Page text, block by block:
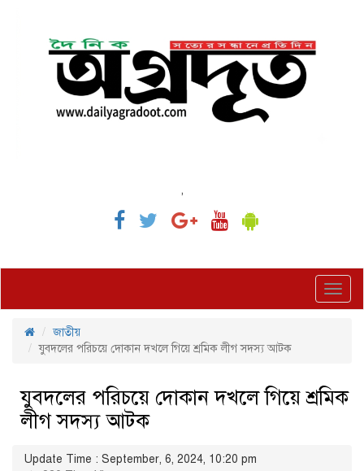
,
জাতীয়
যুবদলের পরিচয়ে দোকান দখলে গিয়ে শ্রমিক লীগ সদস্য আটক
যুবদলের পরিচয়ে দোকান দখলে গিয়ে শ্রমিক
লীগ সদস্য আটক
Update Time : September, 6, 2024, 10:20 pm